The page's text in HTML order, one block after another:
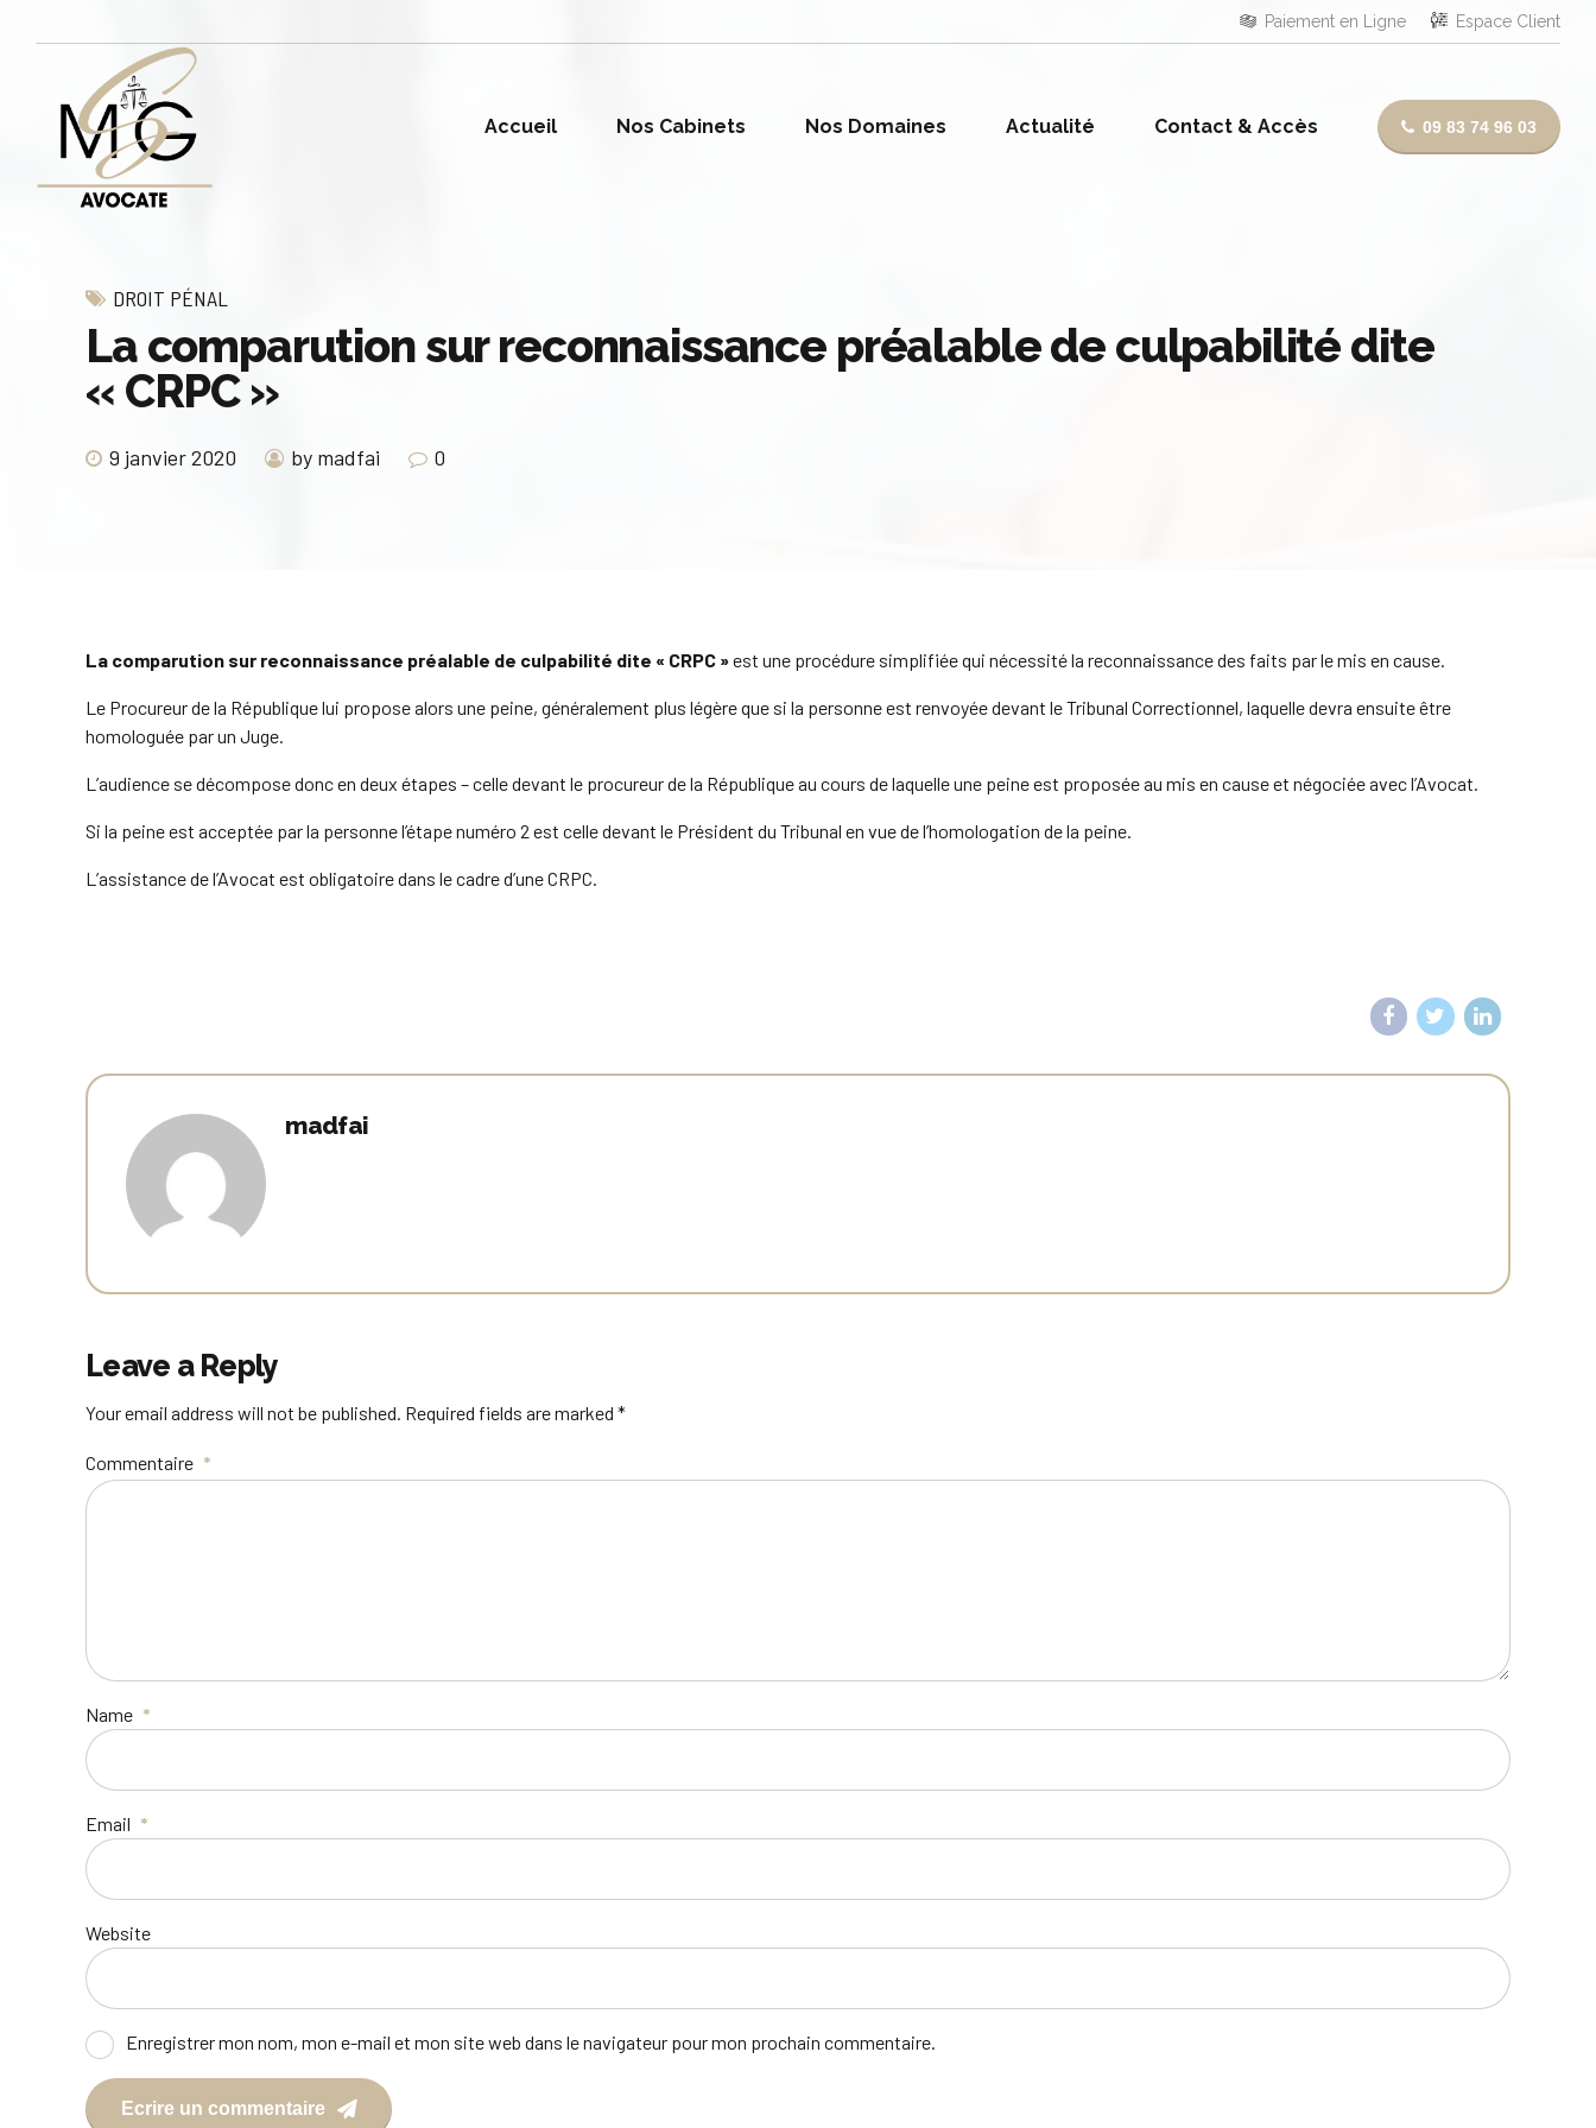
Paiement en Ligne Espace Client
09 83 74 96 03
Accueil Nos Cabinets Nos Domaines Actualité Contact & Accès
DROIT PÉNAL
La comparution sur reconnaissance préalable de culpabilité dite
« CRPC »
9 janvier 2020 by madfai 0
La comparution sur reconnaissance préalable de culpabilité dite « CRPC »est une procédure simplifiée qui nécessité la reconnaissance des faits par le mis en cause.
Le Procureur de la République lui propose alors une peine, généralement plus légère que si la personne est renvoyée devant le Tribunal Correctionnel, laquelle devra ensuite être
homologuée par un Juge.
L’audience se décompose donc en deux étapes – celle devant le procureur de la République au cours de laquelle une peine est proposée au mis en cause et négociée avec l’Avocat.
Si la peine est acceptée par la personne l’étape numéro 2 est celle devant le Président du Tribunal en vue de l’homologation de la peine.
L’assistance de l’Avocat est obligatoire dans le cadre d’une CRPC.
madfai
Leave a Reply
Your email address will not be published. Required fields are marked *
Commentaire *
Name *
Email *
Website
Enregistrer mon nom, mon e-mail et mon site web dans le navigateur pour mon prochain commentaire.
Ecrire un commentaire